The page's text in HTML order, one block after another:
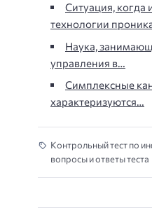
Ситуация,
технологии
Наука,
управления в…
Симплексные
характеризуются…
Контрольный тест по
вопросы и ответы теста